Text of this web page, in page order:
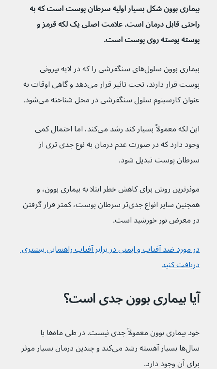
بیماری بوون شکل بسیار اولیه سرطان پوست است که به
راحتی قابل درمان است. علامت اصلی یک لکه قرمز و
پوسته پوسته روی پوست است.
بیماری بوون سلول‌های سنگفرشی را که در لایه بیرونی
پوست قرار دارند، تحت تاثیر قرار می‌دهد و گاهی اوقات به
عنوان کارسینوم سلول سنگفرشی در محل شناخته می‌شود.
این لکه معمولاً بسیار کند رشد می‌کند، اما احتمال کمی
وجود دارد که در صورت عدم درمان به نوع جدی تری از
سرطان پوست تبدیل شود.
موثرترین روش برای کاهش خطر ابتلا به بیماری بوون، و
همچنین سایر انواع جدی‌تر سرطان پوست، کمتر قرار گرفتن
در معرض نور خورشید است.
در مورد ضد آفتاب و ایمنی در برابر آفتاب راهنمایی بیشتری
دریافت کنید
آیا بیماری بوون جدی است؟
خود بیماری بوون معمولاً جدی نیست. در طی ماه‌ها یا
سال‌ها بسیار آهسته رشد می‌کند و چندین درمان بسیار موثر
برای آن وجود دارد.